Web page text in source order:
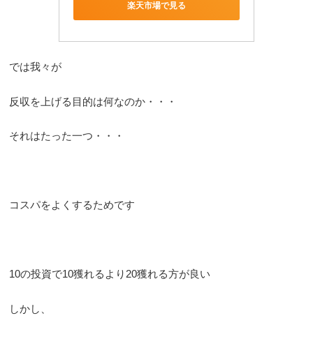
楽天市場で見る
では我々が
反収を上げる目的は何なのか・・・
それはたった一つ・・・
コスパをよくするためです
10の投資で10獲れるより20獲れる方が良い
しかし、